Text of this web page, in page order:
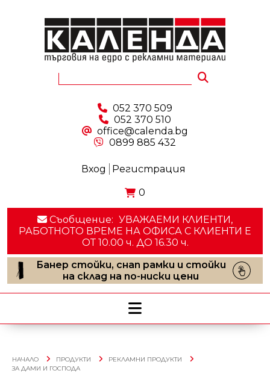
052 370 509
052 370 510
office@calenda.bg
0899 885 432
Вход Регистрация
0
Съобщение: УВАЖАЕМИ КЛИЕНТИ,
РАБОТНОТО ВРЕМЕ НА ОФИСА С КЛИЕНТИ E
ОТ 10.00 ч. ДО 16.30 ч.
Банер стойки, снап рамки и стойки
на склад на по-ниски цени
НАЧАЛО ПРОДУКТИ
РЕКЛАМНИ ПРОДУКТИ
ЗА ДАМИ И ГОСПОДА